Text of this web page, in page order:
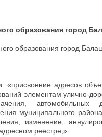
образования город
образования город
адресов
элементам улично-
автомобильных
муниципального
изменение,
реестре;»